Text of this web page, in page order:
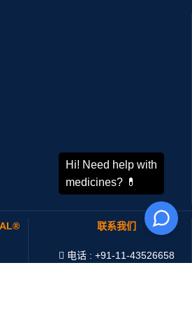
联系我们
电话 : +91-11-43526658